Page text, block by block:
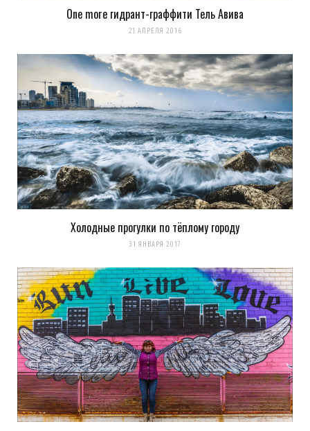
One more гидрант-граффити Тель Авива
21 АПРЕЛЯ 2016
Холодные прогулки по тёплому городу
31 ЯНВАРЯ 2017